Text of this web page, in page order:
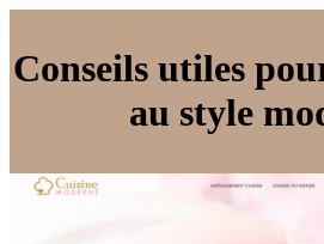
Conseils utiles
au style